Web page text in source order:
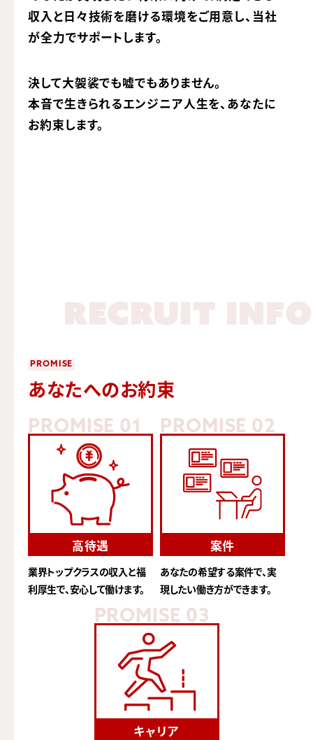
収入と日々技術を磨ける環境をご用意し、 当社
が全力でサポートします。
決して大袈裟でも嘘でもありません。
本音で生きられるエンジニア人生を、あなたに
お約束します。
PROMISE
あなたへのお約束
PROMISE 01
高待遇
業界トップクラスの収入と福
利厚生で、安心して働けます。
PROMISE 02
案件
あなたの希望する案件で、 実
現したい働き方ができます。
PROMISE 03
キャリア